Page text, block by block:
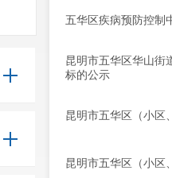
五华区疾病预防控制
昆明市五华区华山街
标的公示
昆明市五华区（小区
昆明市五华区（小区